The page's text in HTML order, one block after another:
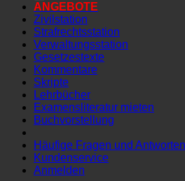
ANGEBOTE
Zivilstation
Strafrechtsstation
Verwaltungsstation
Gesetzestexte
Kommentare
Skripte
Lehrbücher
Examensliteratur mieten
Buchvorstellung
Häufige Fragen und Antworten
Kundenservice
Anmelden